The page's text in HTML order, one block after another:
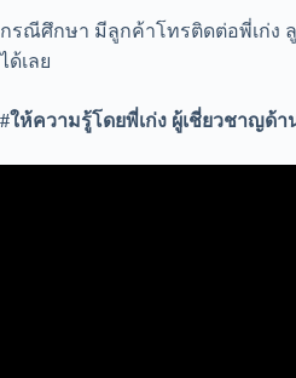
กรณีศึกษา มีลูกค้าโทรติดต่อพี่เก่ง
ได้เลย
#ให้ความรู้โดยพี่เก่ง ผู้เชี่ยวชาญ